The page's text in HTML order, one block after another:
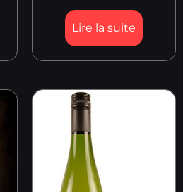
Lire la suite